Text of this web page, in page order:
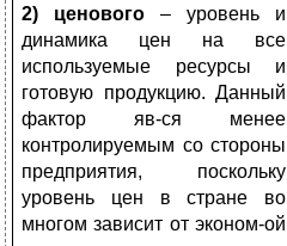
2) ценового – уровень и
динамика цен на все
используемые ресурсы и
готовую продукцию. Данный
фактор яв-ся менее
контролируемым со стороны
предприятия, поскольку
уровень цен в стране во
многом зависит от эконом-ой